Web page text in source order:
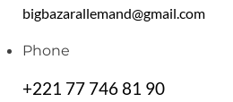
bigbazarallemand@gmail.com
Phone
+221 77 746 81 90